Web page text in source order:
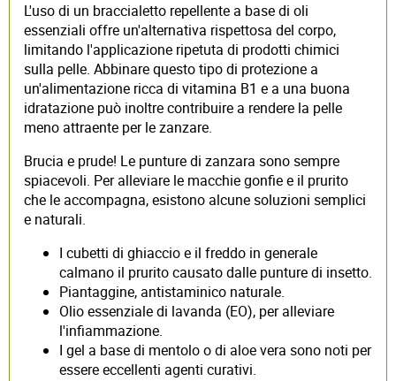
L'uso di un braccialetto repellente a base di oli
essenziali offre un'alternativa rispettosa del corpo,
limitando l'applicazione ripetuta di prodotti chimici
sulla pelle. Abbinare questo tipo di protezione a
un'alimentazione ricca di vitamina B1 e a una buona
idratazione può inoltre contribuire a rendere la pelle
meno attraente per le zanzare.
Brucia e prude! Le punture di zanzara sono sempre
spiacevoli. Per alleviare le macchie gonfie e il prurito
che le accompagna, esistono alcune soluzioni semplici
e naturali.
I cubetti di ghiaccio e il freddo in generale
calmano il prurito causato dalle punture di insetto.
Piantaggine, antistaminico naturale.
Olio essenziale di lavanda (EO), per alleviare
l'infiammazione.
I gel a base di mentolo o di aloe vera sono noti per
essere eccellenti agenti curativi.